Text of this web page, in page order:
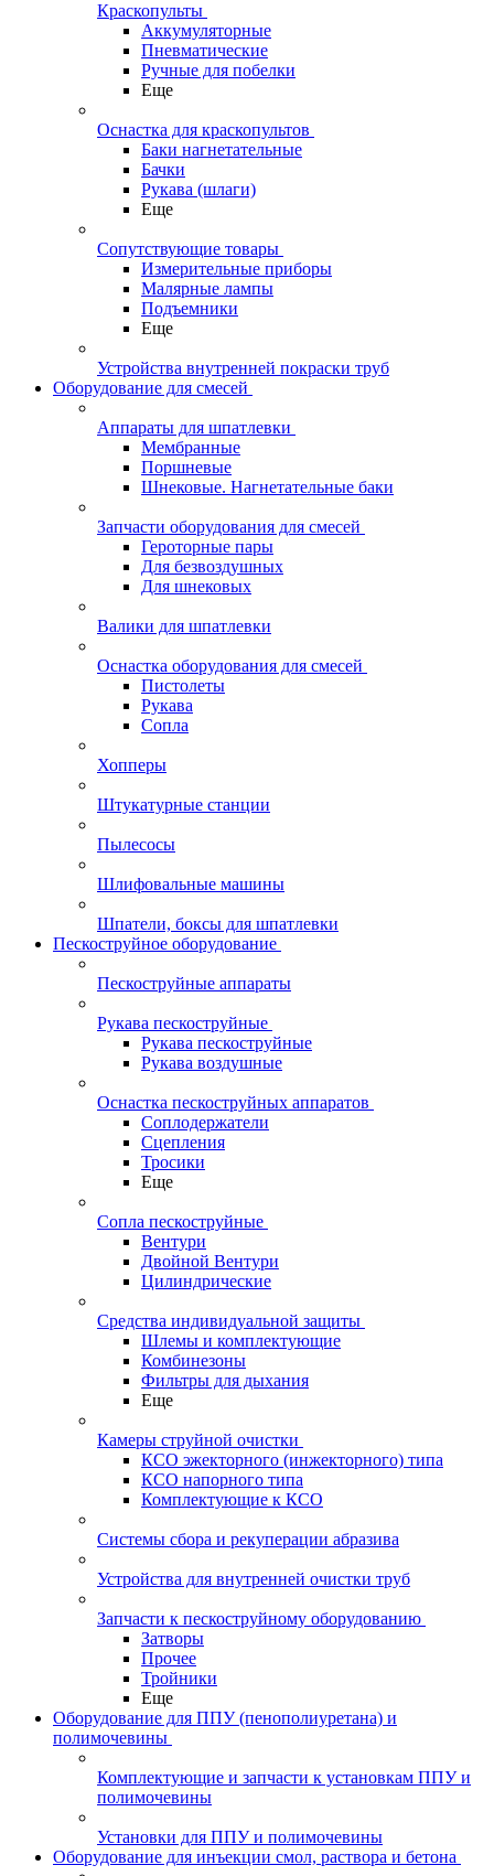
Краскопульты
Аккумуляторные
Пневматические
Ручные для побелки
Еще
Оснастка для краскопультов
Баки нагнетательные
Бачки
Рукава (шлаги)
Еще
Сопутствующие товары
Измерительные приборы
Малярные лампы
Подъемники
Еще
Устройства внутренней покраски труб
Оборудование для смесей
Аппараты для шпатлевки
Мембранные
Поршневые
Шнековые. Нагнетательные баки
Запчасти оборудования для смесей
Героторные пары
Для безвоздушных
Для шнековых
Валики для шпатлевки
Оснастка оборудования для смесей
Пистолеты
Рукава
Сопла
Хопперы
Штукатурные станции
Пылесосы
Шлифовальные машины
Шпатели, боксы для шпатлевки
Пескоструйное оборудование
Пескоструйные аппараты
Рукава пескоструйные
Рукава пескоструйные
Рукава воздушные
Оснастка пескоструйных аппаратов
Соплодержатели
Сцепления
Тросики
Еще
Сопла пескоструйные
Вентури
Двойной Вентури
Цилиндрические
Средства индивидуальной защиты
Шлемы и комплектующие
Комбинезоны
Фильтры для дыхания
Еще
Камеры струйной очистки
КСО эжекторного (инжекторного) типа
КСО напорного типа
Комплектующие к КСО
Системы сбора и рекуперации абразива
Устройства для внутренней очистки труб
Запчасти к пескоструйному оборудованию
Затворы
Прочее
Тройники
Еще
Оборудование для ППУ (пенополиуретана) и
полимочевины
Комплектующие и запчасти к установкам ППУ и
полимочевины
Установки для ППУ и полимочевины
Оборудование для инъекции смол, раствора и бетона